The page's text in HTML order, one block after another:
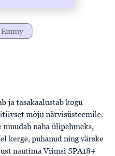
ja tasakaalustab kogu
mõju närvisüsteemile.
naha ülipehmeks,
kerge, puhanud ning värske
nautima Viimsi SPA18+